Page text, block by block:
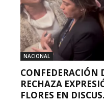
NACIONAL
CONFEDERACIÓN
RECHAZA
FLORES EN